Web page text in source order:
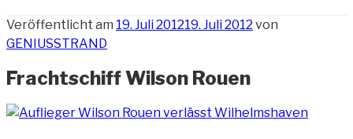
Veröffentlicht am 19. Juli 201219. Juli 2012 von
GENIUSSTRAND
Frachtschiff Wilson Rouen